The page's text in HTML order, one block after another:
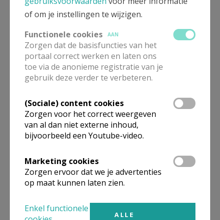
terugschonk aan de Belgische aalmoezenier Sabinus
Vandermeiren uit Kampenhout. Hij was één van de
drie broers die samen aan het front waren. Ook een
zeer moedig man die werd onderscheiden omdat hij
tijdens de gevechten gewonden ophaalde. Zijn helm
met de kogelgaten toonde ook aan dat hij met de
nog maar de derde keer dat de monstrans het
Museum aan de IJzer in Diksmuide verliet en nu de
eerste keer buiten Diksmuide.
In de federatiemis op 16 december in de O.-L.-V.-kerk
van Kampenhout werd het heilig sacrament in deze
monstrans ook uitgestald en werd de mis besloten
bracht Felix Goossens het hele verhaal van de
of om je instellingen te wijzigen.
Functionele cookies
AAN
Zorgen dat de basisfuncties van het
portaal correct werken en laten ons
toe via de anonieme registratie van je
gebruik deze verder te verbeteren.
(Sociale) content cookies
Zorgen voor het correct weergeven
van al dan niet externe inhoud,
bijvoorbeeld een Youtube-video.
Marketing cookies
Zorgen ervoor dat we je advertenties
op maat kunnen laten zien.
Enkel functionele
ALLE